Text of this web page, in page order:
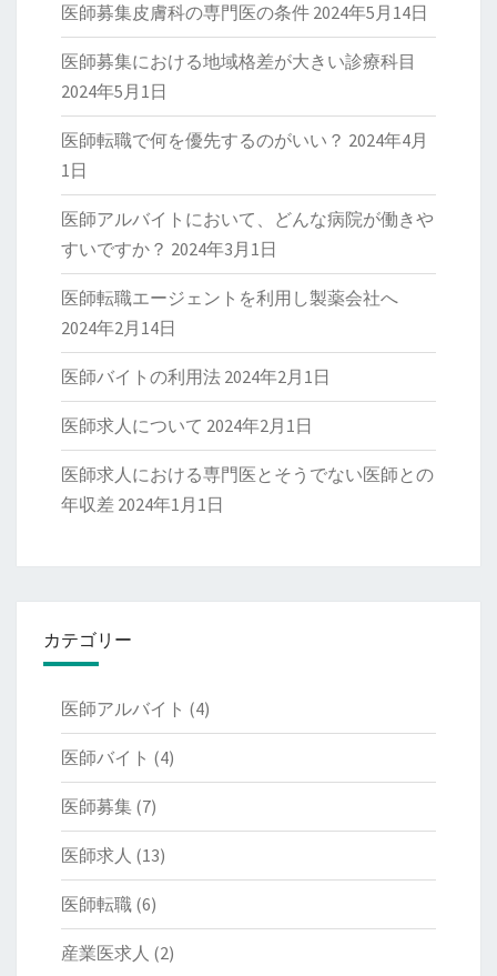
医師募集皮膚科の専門医の条件 2024年5月14日
医師募集における地域格差が大きい診療科目
2024年5月1日
医師転職で何を優先するのがいい？ 2024年4月
1日
医師アルバイトにおいて、どんな病院が働きや
すいですか？ 2024年3月1日
医師転職エージェントを利用し製薬会社へ
2024年2月14日
医師バイトの利用法 2024年2月1日
医師求人について 2024年2月1日
医師求人における専門医とそうでない医師との
年収差 2024年1月1日
カテゴリー
医師アルバイト (4)
医師バイト (4)
医師募集 (7)
医師求人 (13)
医師転職 (6)
産業医求人 (2)